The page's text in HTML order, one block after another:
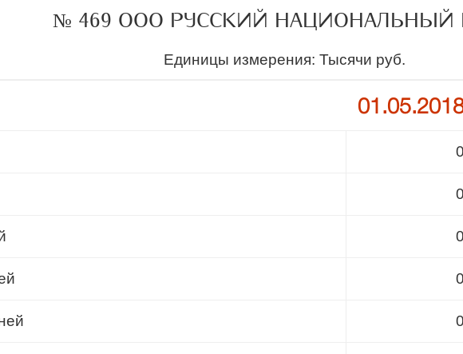
№ 469 ООО РУССКИЙ НАЦИОНАЛЬНЫЙ
Единицы измерения: Тысячи руб.
0
0
0
0
0